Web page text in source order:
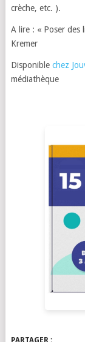
crèche, etc. ).
A lire : « Poser des
Kremer
Disponible chez
médiathèque